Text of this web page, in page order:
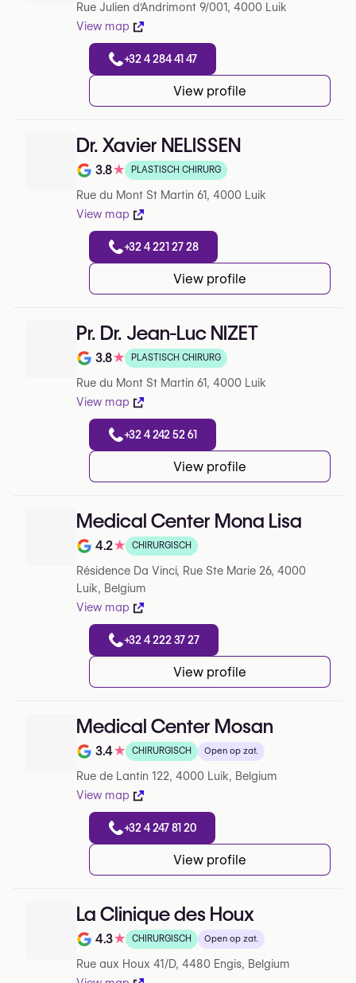
Rue Julien d'Andrimont 9/001, 4000 Luik
View map
+32 4 284 41 47
View profile
Dr. Xavier NELISSEN
Note de 3.8 sur 5 sur Google
3.8★ PLASTISCH CHIRURG
Rue du Mont St Martin 61, 4000 Luik
View map
+32 4 221 27 28
View profile
Pr. Dr. Jean-Luc NIZET
Note de 3.8 sur 5 sur Google
3.8★ PLASTISCH CHIRURG
Rue du Mont St Martin 61, 4000 Luik
View map
+32 4 242 52 61
View profile
Medical Center Mona Lisa
Note de 4.2 sur 5 sur Google
4.2★ CHIRURGISCH
Résidence Da Vinci, Rue Ste Marie 26, 4000
Luik, Belgium
View map
+32 4 222 37 27
View profile
Medical Center Mosan
Note de 3.4 sur 5 sur Google
3.4★ CHIRURGISCH Open op zat.
Rue de Lantin 122, 4000 Luik, Belgium
View map
+32 4 247 81 20
View profile
La Clinique des Houx
Note de 4.3 sur 5 sur Google
4.3★ CHIRURGISCH Open op zat.
Rue aux Houx 41/D, 4480 Engis, Belgium